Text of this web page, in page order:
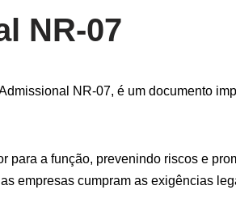
NR-07
NR-07, é um documento
para a função, prevenindo riscos e
empresas cumpram as exigências